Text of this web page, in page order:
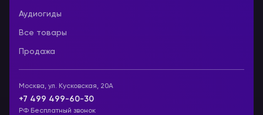
Аудиогиды
Все товары
Продажа
Москва, ул. Кусковская, 20А
+7 499 499-60-30
РФ Бесплатный звонок